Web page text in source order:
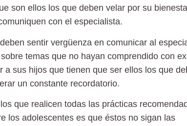
son ellos los que deben velar por su
con el especialista.
sentir vergüenza en comunicar al
temas que no hayan comprendido con
sus hijos que tienen que ser ellos los que
un constante recordatorio.
que realicen todas las prácticas
los adolescentes es que éstos no sigan las